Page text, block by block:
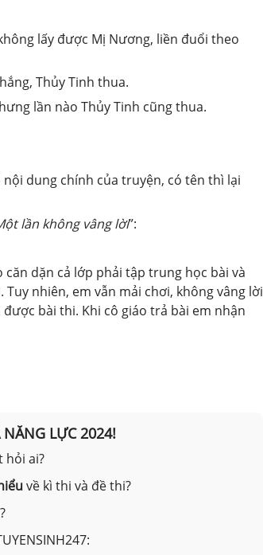
lấy được Mị Nương, liền đuổi theo
Thủy Tinh thua.
lần nào Thủy Tinh cũng thua.
dung chính của truyện, có tên thì lại
lần không vâng lời”:
căn dặn cả lớp phải tập trung học bài và
nhiên, em vẫn mải chơi, không vâng lời
bài thi. Khi cô giáo trả bài em nhận
LỰC 2024!
hỏi ai?
về kì thi và đề thi?